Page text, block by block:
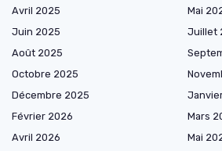
Avril 2025
Mai
Juin 2025
Juillet
Août 2025
Octobre 2025
Décembre 2025
Février 2026
Mars
Avril 2026
Mai